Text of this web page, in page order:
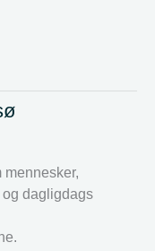
mennesker,
dagligdags